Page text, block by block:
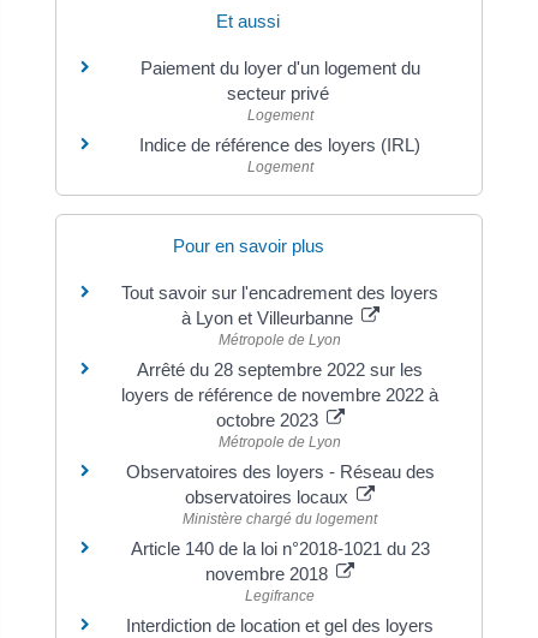
Et aussi
Paiement du loyer d'un logement du
secteur privé
Logement
Indice de référence des loyers (IRL)
Logement
Pour en savoir plus
Tout savoir sur l'encadrement des loyers
à Lyon et Villeurbanne
Métropole de Lyon
Arrêté du 28 septembre 2022 sur les
loyers de référence de novembre 2022 à
octobre 2023
Métropole de Lyon
Observatoires des loyers - Réseau des
observatoires locaux
Ministère chargé du logement
Article 140 de la loi n°2018-1021 du 23
novembre 2018
Legifrance
Interdiction de location et gel des loyers